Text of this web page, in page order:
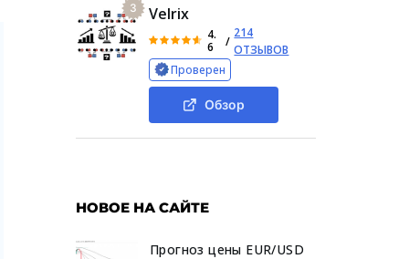
3 Velrix
4.
6
/
214
ОТЗЫВОВ
Проверен
Обзор
НОВОЕ НА САЙТЕ
Прогноз цены EUR/USD